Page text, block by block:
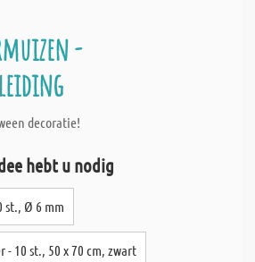
-
decoratie!
hebt u nodig
st., Ø 6 mm
- 10 st., 50 x 70 cm, zwart